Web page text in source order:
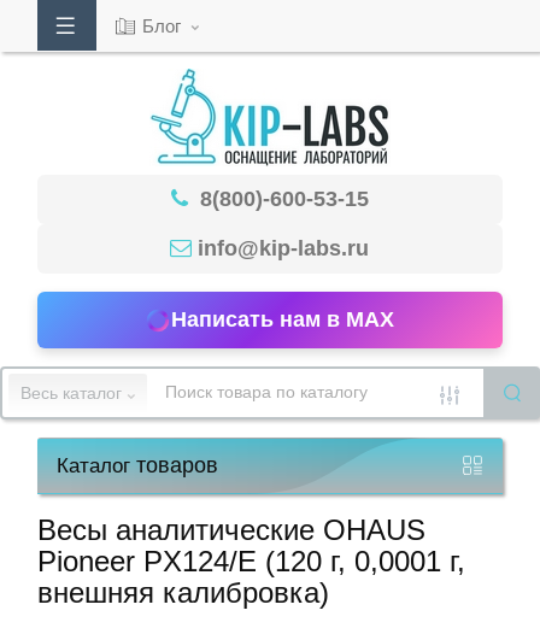
53-
15
работы
Блог
8(800)-600-53-15
info@kip-labs.ru
Написать нам в MAX
Весь каталог
Каталогтоваров
Весы аналитические OHAUS
Pioneer PX124/E (120 г, 0,0001 г,
внешняя калибровка)